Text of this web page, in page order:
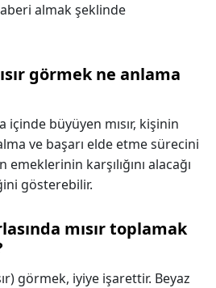
almak şeklinde
görmek ne anlama
içinde büyüyen mısır, kişinin
ve başarı elde etme sürecini
karşılığını alacağı
gösterebilir.
mısır toplamak
görmek, iyiye işarettir. Beyaz